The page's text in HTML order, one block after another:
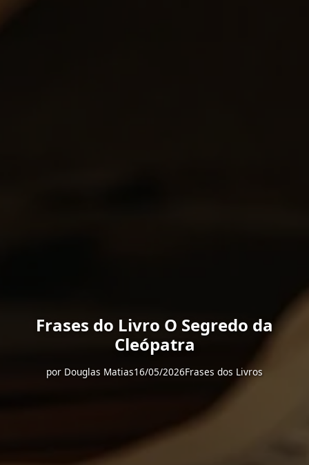
Frases do Livro O Segredo da
Cleópatra
por Douglas Matias16/05/2026Frases dos Livros